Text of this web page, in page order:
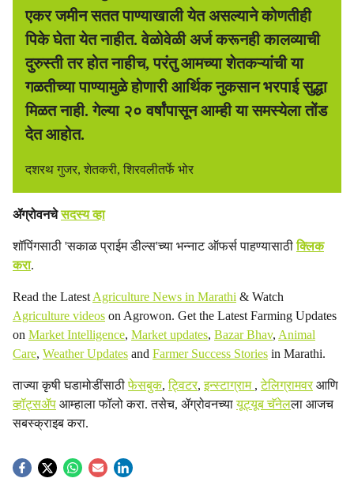
एकर जमीन सतत पाण्याखाली येत असल्याने कोणतीही
पिके घेता येत नाहीत. वेळोवेळी अर्ज करूनही कालव्याची
दुरुस्ती तर होत नाहीच, परंतु आमच्या शेतकऱ्यांची या
गळतीच्या पाण्यामुळे होणारी आर्थिक नुकसान भरपाई सुद्धा
मिळत नाही. गेल्या २० वर्षांपासून आम्ही या समस्येला तोंड
देत आहोत.
दशरथ गुजर, शेतकरी, शिरवलीतर्फे भोर
ॲग्रोवनचेसदस्य व्हा
शॉपिंगसाठी 'सकाळ प्राईम डील्स'च्या भन्नाट ऑफर्स पाहण्यासाठीक्लिक
करा.
Read the Latest Agriculture News in Marathi & Watch
Agriculture videos on Agrowon. Get the Latest Farming Updates
on Market Intelligence, Market updates, Bazar Bhav, Animal
Care, Weather Updates and Farmer Success Stories in Marathi.
ताज्या कृषी घडामोडींसाठीफेसबुक,ट्विटर,इन्स्टाग्राम ,टेलिग्रामवरआणि
व्हॉट्सॲप आम्हाला फॉलो करा. तसेच, ॲग्रोवनच्यायूट्यूब चॅनेलला आजच
सबस्क्राइब करा.